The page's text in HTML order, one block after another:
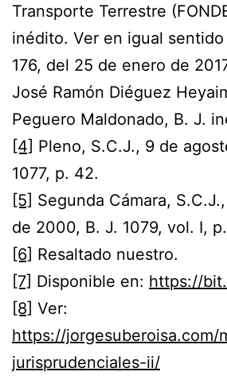
Transporte Terrestre
inédito. Ver en igual
176, del 25 de enero de
José Ramón Diéguez
Peguero Maldonado, B. J.
[4] Pleno, S.C.J., 9 de
1077, p. 42.
[5] Segunda Cámara,
de 2000, B. J. 1079, vol. I,
[6] Resaltado nuestro.
[7] Disponible en: https://
[8] Ver:
https://jorgesuberoisa.com/
jurisprudenciales-ii/